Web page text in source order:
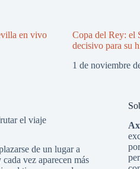
en vivo
Copa del Rey: el
decisivo para su
1 de noviembre
el viaje
de un lugar a
vez aparecen más